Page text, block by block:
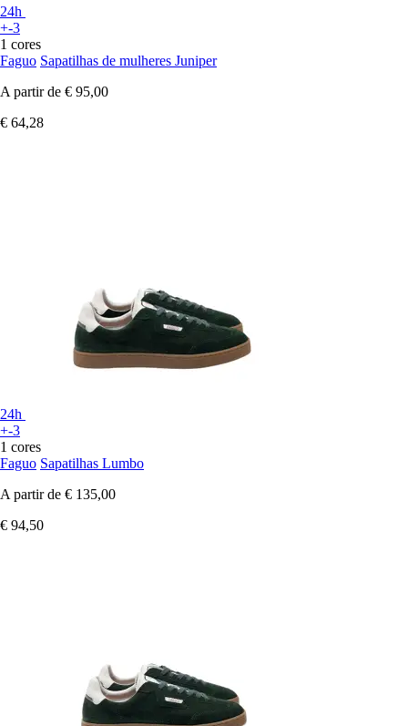
24h
+-3
1 cores
Faguo Sapatilhas de mulheres Juniper
A partir de € 95,00
€ 64,28
24h
+-3
1 cores
Faguo Sapatilhas Lumbo
A partir de € 135,00
€ 94,50